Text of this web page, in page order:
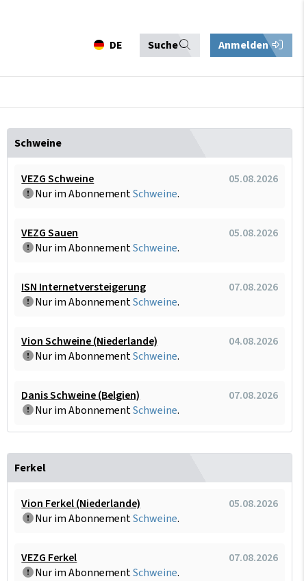
DE Suche Anmelden
Schweine
VEZG Schweine
05.08.2026
Nur im AbonnementSchweine.
VEZG Sauen
05.08.2026
Nur im AbonnementSchweine.
ISN Internetversteigerung
07.08.2026
Nur im AbonnementSchweine.
Vion Schweine (Niederlande)
04.08.2026
Nur im AbonnementSchweine.
Danis Schweine (Belgien)
07.08.2026
Nur im AbonnementSchweine.
Ferkel
Vion Ferkel (Niederlande)
05.08.2026
Nur im AbonnementSchweine.
VEZG Ferkel
07.08.2026
Nur im AbonnementSchweine.